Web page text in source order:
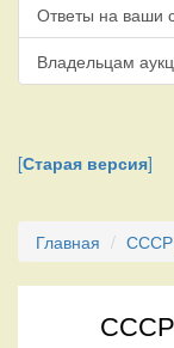
Ответы на ваши
Владельцам
[Старая версия]
Главная СССР
СССР